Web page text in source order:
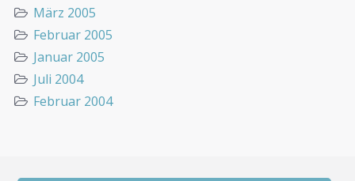
März 2005
Februar 2005
Januar 2005
Juli 2004
Februar 2004